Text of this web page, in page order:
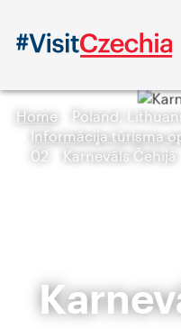
Home
Poland,
Informācija tūrisma
02
Karnevāls Čehijā